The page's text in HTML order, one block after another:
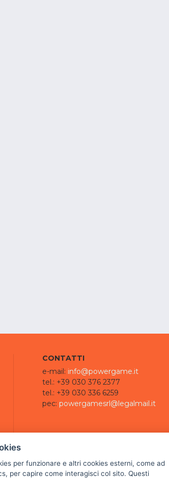
CONTATTI
e-mail: info@powergame.it
tel.: +39 030 376 2377
tel.: +39 030 336 6259
pec: powergamesrl@legalmail.it
per funzionare e altri cookies esterni, come ad
per capire come interagisci col sito. Questi